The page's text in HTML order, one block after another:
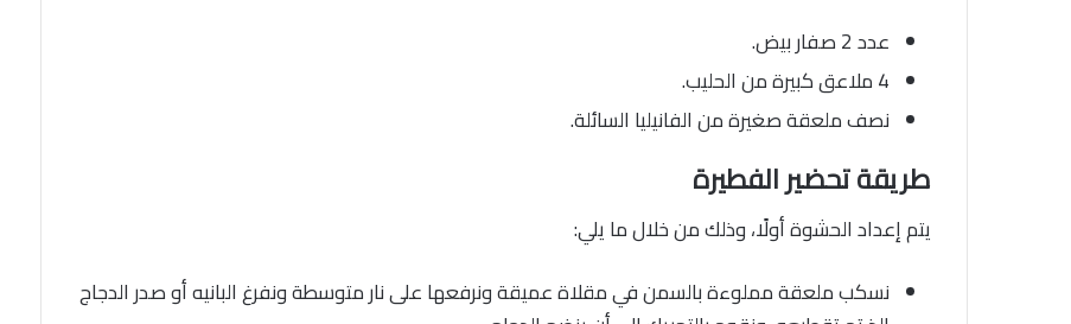
عدد 2 صفار بيض.
4 ملاعق كبيرة من الحليب.
نصف ملعقة صغيرة من الفانيليا السائلة.
طريقة تحضير الفطيرة
يتم إعداد الحشوة أولًا، وذلك من خلال ما يلي:
نسكب ملعقة مملوءة بالسمن في مقلاة عميقة ونرفعها على نار متوسطة ونفرغ البانيه أو صدر الدجاج